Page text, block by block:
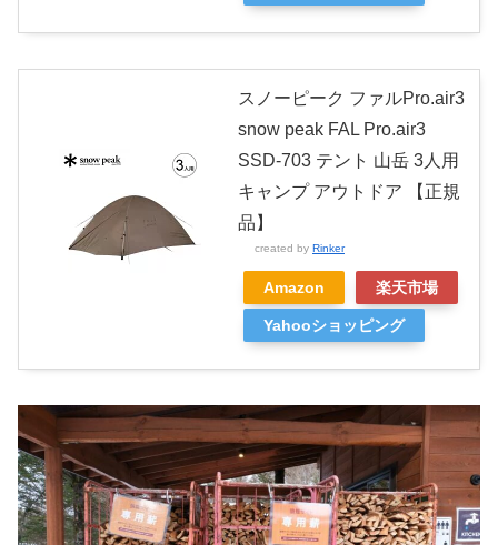
スノーピーク ファルPro.air3
snow peak FAL Pro.air3
SSD-703 テント 山岳 3人用
キャンプ アウトドア 【正規
品】
created by Rinker
Amazon 楽天市場
Yahooショッピング